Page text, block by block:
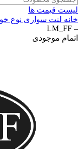
لیست قیمت ها
خانه لنت سواری نوع
– LM_FF
اتمام موجودی